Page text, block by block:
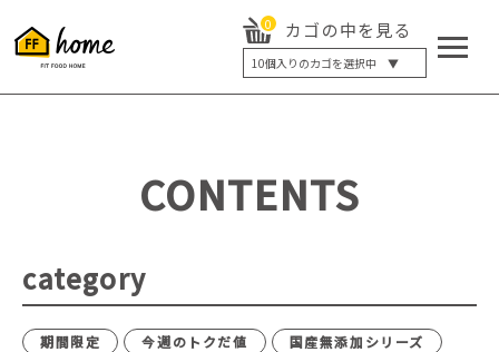
0 カゴの中を見る
10個入りのカゴを選択中 ▼
5個入り
20個入り
最大12%OFF
CONTENTS
category
期間限定 今週のトクだ値
国産無添加シリーズ